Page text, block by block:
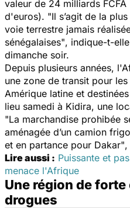
valeur de 24 milliards
d'euros). "Il s’agit de la
voie terrestre jamais
sénégalaises", indique-t-
dimanche soir.
Depuis plusieurs années,
une zone de transit pour
Amérique latine et
lieu samedi à Kidira, une
"La marchandise prohibée
aménagée d’un camion
et en partance pour Dakar",
Lire aussi : Puissante et
menace l'Afrique
Une région de
drogues